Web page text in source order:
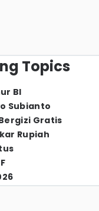
Topics
BI
Subianto
Gratis
Rupiah